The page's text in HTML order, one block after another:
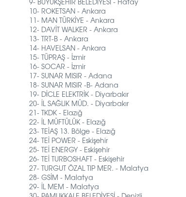
10- ROKETSAN - Ankara
11- MAN TÜRKİYE - Ankara
12- DAVİT WALKER - Ankara
13- TRT-B - Ankara
14- HAVELSAN - Ankara
15- TÜPRAŞ - İzmir
16- SOCAR - İzmir
17- SUNAR MISIR - Adana
18- SUNAR MISIR -B- Adana
19- DİCLE ELEKTRİK - Diyarbakır
20- İL SAĞLIK MÜD. - Diyarbakır
21- TKDK - Elazığ
22- İL MÜFTÜLÜK - Elazığ
23- TEİAŞ 13. Bölge - Elazığ
24- TEİ POWER - Eskişehir
25- TEİ ENERGY - Eskişehir
26- TEİ TURBOSHAFT - Eskişehir
27- TURGUT ÖZAL TIP MER. - Malatya
28- GSİM - Malatya
29- İL MEM - Malatya